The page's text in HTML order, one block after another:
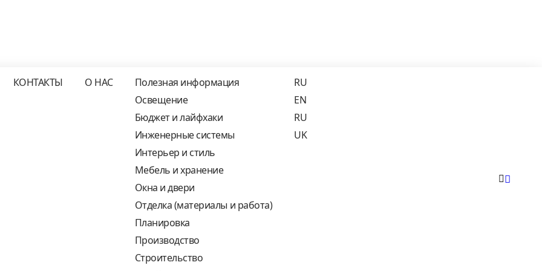
КОНТАКТЫ О НАС
Полезная информация
Освещение
Бюджет и лайфхаки
Инженерные системы
Интерьер и стиль
Мебель и хранение
Окна и двери
Отделка (материалы и работа)
Планировка
Производство
Строительство
RU
EN
RU
UK